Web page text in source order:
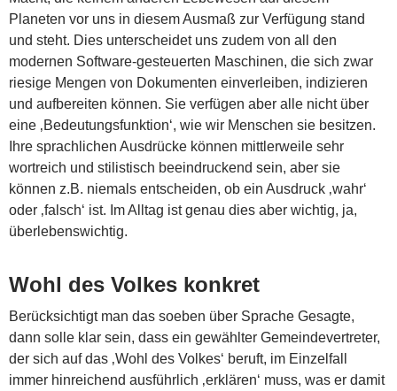
Planeten vor uns in diesem Ausmaß zur Verfügung stand
und steht. Dies unterscheidet uns zudem von all den
modernen Software-gesteuerten Maschinen, die sich zwar
riesige Mengen von Dokumenten einverleiben, indizieren
und aufbereiten können. Sie verfügen aber alle nicht über
eine ‚Bedeutungsfunktion‘, wie wir Menschen sie besitzen.
Ihre sprachlichen Ausdrücke können mittlerweile sehr
wortreich und stilistisch beeindruckend sein, aber sie
können z.B. niemals entscheiden, ob ein Ausdruck ‚wahr‘
oder ‚falsch‘ ist. Im Alltag ist genau dies aber wichtig, ja,
überlebenswichtig.
Wohl des Volkes konkret
Berücksichtigt man das soeben über Sprache Gesagte,
dann solle klar sein, dass ein gewählter Gemeindevertreter,
der sich auf das ‚Wohl des Volkes‘ beruft, im Einzelfall
immer hinreichend ausführlich ‚erklären‘ muss, was er damit